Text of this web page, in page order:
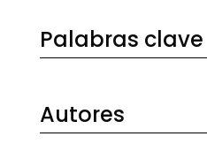
Palabras clave
Autores